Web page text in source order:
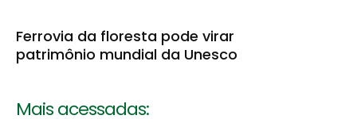
Ferrovia da floresta pode virar
patrimônio mundial da Unesco
Mais acessadas: